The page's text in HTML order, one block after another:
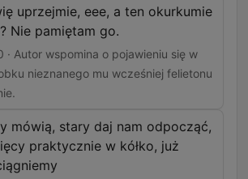
uprzejmie, eee, a ten okurkumie
Nie pamiętam go.
· Autor wspomina o pojawieniu się w
nieznanego mu wcześniej felietonu
mówią, stary daj nam odpocząć,
praktycznie w kółko, już